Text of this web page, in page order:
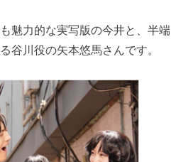
魅力的な実写版の今井と、半端
谷川役の矢本悠馬さんです。